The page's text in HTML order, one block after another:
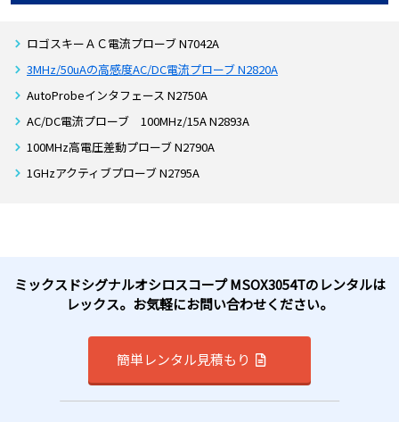
ロゴスキーＡＣ電流プローブ N7042A
3MHz/50uAの高感度AC/DC電流プローブ N2820A
AutoProbeインタフェース N2750A
AC/DC電流プローブ 100MHz/15A N2893A
100MHz高電圧差動プローブ N2790A
1GHzアクティブプローブ N2795A
ミックスドシグナルオシロスコープ MSOX3054Tのレンタルは
レックス。お気軽にお問い合わせください。
簡単レンタル見積もり